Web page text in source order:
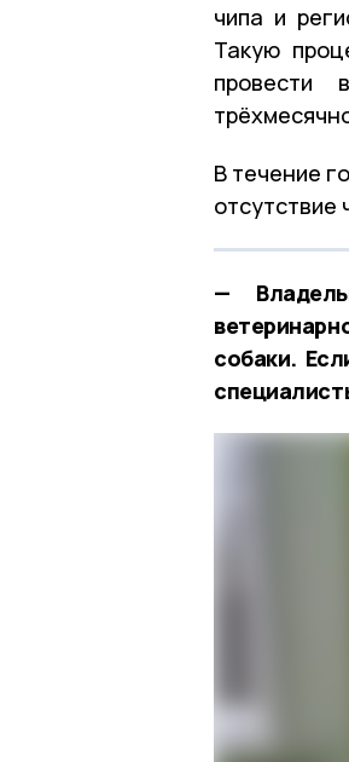
чипа и
Такую
провести
В течение
отсутствие
—
собаки.